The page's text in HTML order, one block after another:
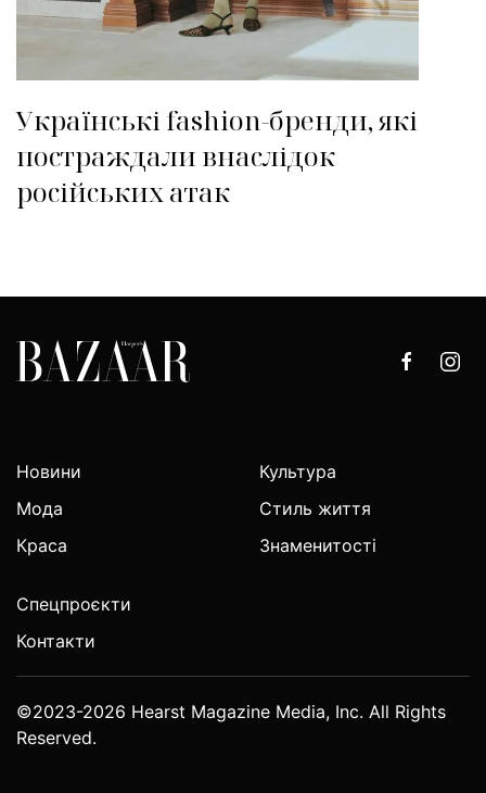
Українські fashion-бренди, які
постраждали внаслідок
російських атак
Новини
Мода
Краса
Культура
Стиль життя
Знаменитості
Спецпроєкти
Контакти
©2023-2026 Hearst Magazine Media, Inc. All Rights
Reserved.